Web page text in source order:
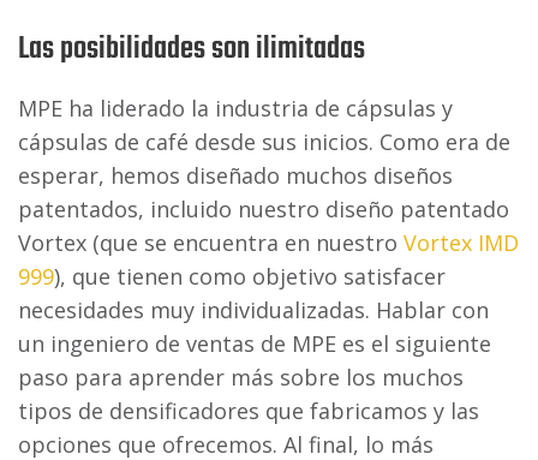
Las posibilidades son ilimitadas
MPE ha liderado la industria de cápsulas y
cápsulas de café desde sus inicios. Como era de
esperar, hemos diseñado muchos diseños
patentados, incluido nuestro diseño patentado
Vortex (que se encuentra en nuestro Vortex IMD
999), que tienen como objetivo satisfacer
necesidades muy individualizadas. Hablar con
un ingeniero de ventas de MPE es el siguiente
paso para aprender más sobre los muchos
tipos de densificadores que fabricamos y las
opciones que ofrecemos. Al final, lo más